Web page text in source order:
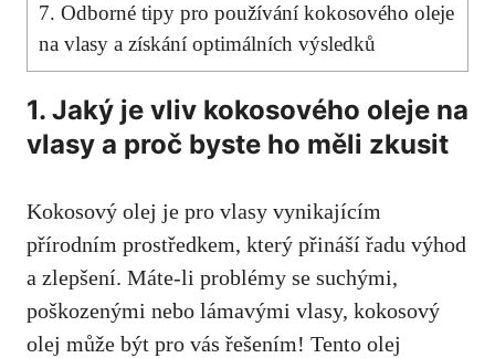
7. Odborné tipy pro používání kokosového oleje
na vlasy a získání optimálních výsledků
1. Jaký je vliv kokosového oleje na
vlasy a proč byste ho měli zkusit
Kokosový olej je pro vlasy vynikajícím
přírodním prostředkem, který přináší řadu výhod
a zlepšení. Máte-li problémy se suchými,
poškozenými nebo lámavými vlasy, kokosový
olej může být pro vás řešením! Tento olej